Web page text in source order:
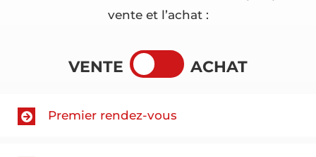
vente et l’achat :
VENTE ACHAT
Premier rendez-vous